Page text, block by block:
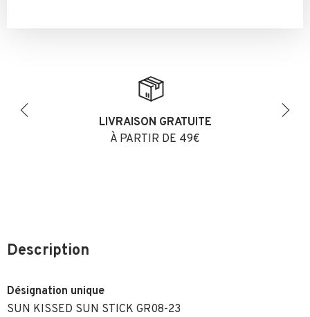
LIVRAISON GRATUITE
À PARTIR DE 49€
Description
Désignation unique
SUN KISSED SUN STICK GR08-23